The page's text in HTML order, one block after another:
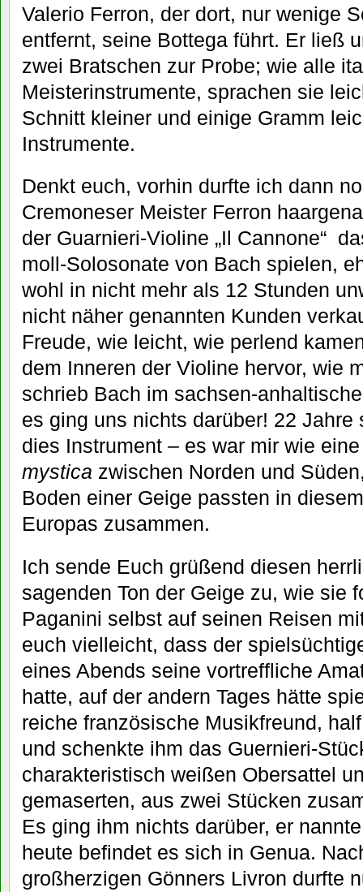
Valerio Ferron, der dort, nur wenige
entfernt, seine Bottega führt. Er ließ
zwei Bratschen zur Probe; wie alle
Meisterinstrumente, sprachen sie
Schnitt kleiner und einige Gramm
Instrumente.
Denkt euch, vorhin durfte ich dann
Cremoneser Meister Ferron
der Guarnieri-Violine „Il Cannone“
moll-Solosonate von Bach spielen,
wohl in nicht mehr als 12 Stunden
nicht näher genannten Kunden
Freude, wie leicht, wie perlend
dem Inneren der Violine hervor, wie
schrieb Bach im sachsen-
es ging uns nichts darüber! 22 Jahre
dies Instrument – es war mir wie
mystica zwischen Norden und
Boden einer Geige passten in
Europas zusammen.
Ich sende Euch grüßend diesen
sagenden Ton der Geige zu, wie sie
Paganini selbst auf seinen Reisen
euch vielleicht, dass der
eines Abends seine vortreffliche
hatte, auf der andern Tages hätte
reiche französische Musikfreund,
und schenkte ihm das Guernieri-
charakteristisch weißen Obersattel
gemaserten, aus zwei Stücken
Es ging ihm nichts darüber, er
heute befindet es sich in Genua.
großherzigen Gönners Livron durfte